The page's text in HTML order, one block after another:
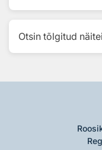
Otsin tõlgitud